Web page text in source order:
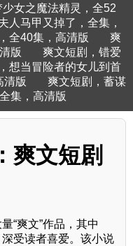
女之魔法精灵，全52
人马甲又掉了，全集，
全40集，高清版
爽
版
爽文短剧，错爱
想当冒险者的女儿到首
清版
爽文短剧，蓄谋
集，高清版
爽文短剧
“爽文”作品，其中
深受读者喜爱。该小说